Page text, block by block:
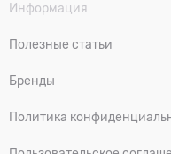
Информация
Полезные статьи
Бренды
Политика